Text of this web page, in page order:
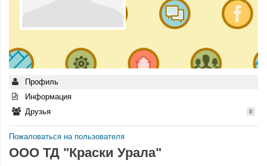
Профиль
Информация
Друзья
0
Пожаловаться на пользователя
ООО ТД "Краски Урала"